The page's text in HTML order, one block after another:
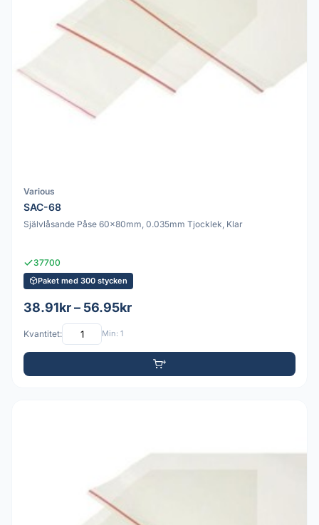
Various
SAC-68
Självlåsande Påse 60x80mm, 0.035mm Tjocklek, Klar
37700
Paket med 300 stycken
38.91kr – 56.95kr
Kvantitet: Min: 1